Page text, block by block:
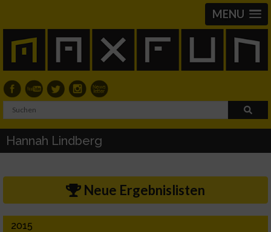
MENU
Hannah Lindberg
Neue Ergebnislisten
2015